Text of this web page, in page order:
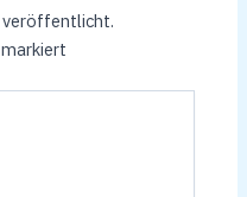
veröffentlicht.
markiert